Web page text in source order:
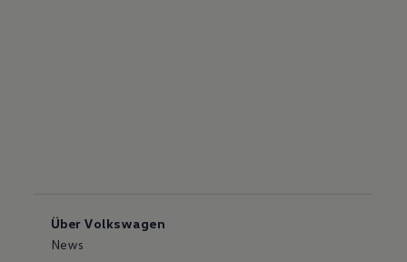
Über Volkswagen
News